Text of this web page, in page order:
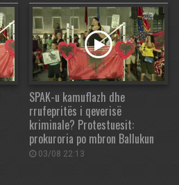
SPAK-u kamuflazh dhe
rrufepritës i qeverisë
kriminale? Protestuesit:
prokuroria po mbron Ballukun
03/08 22:13